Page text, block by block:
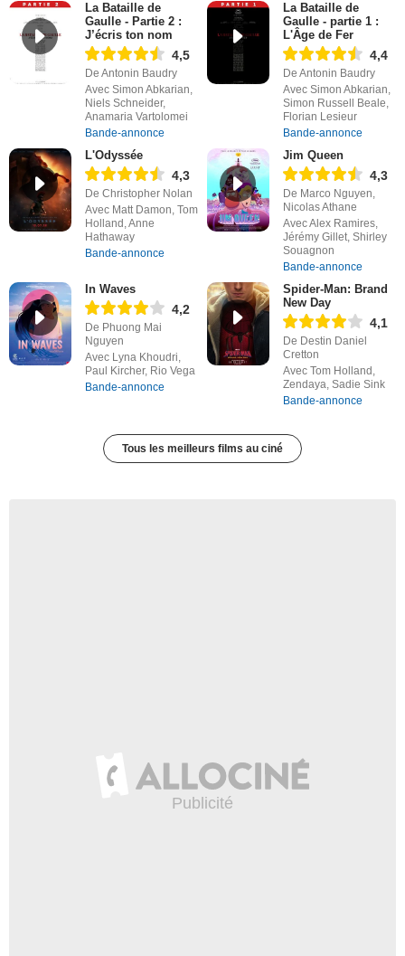
La Bataille de
Gaulle - Partie 2 :
J’écris ton nom
4,5
De Antonin Baudry
Avec Simon Abkarian,
Niels Schneider,
Anamaria Vartolomei
Bande-annonce
La Bataille de
Gaulle - partie 1 :
L'Âge de Fer
4,4
De Antonin Baudry
Avec Simon Abkarian,
Simon Russell Beale,
Florian Lesieur
Bande-annonce
L'Odyssée
4,3
De Christopher Nolan
Avec Matt Damon, Tom
Holland, Anne
Hathaway
Bande-annonce
Jim Queen
4,3
De Marco Nguyen,
Nicolas Athane
Avec Alex Ramires,
Jérémy Gillet, Shirley
Souagnon
Bande-annonce
In Waves
4,2
De Phuong Mai
Nguyen
Avec Lyna Khoudri,
Paul Kircher, Rio Vega
Bande-annonce
Spider-Man: Brand
New Day
4,1
De Destin Daniel
Cretton
Avec Tom Holland,
Zendaya, Sadie Sink
Bande-annonce
Tous les meilleurs films au ciné